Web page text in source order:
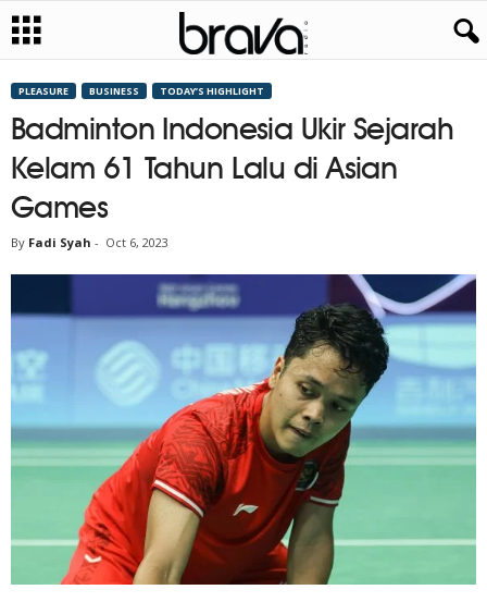
PLEASURE BUSINESS TODAY’S HIGHLIGHT
Badminton Indonesia Ukir Sejarah
Kelam 61 Tahun Lalu di Asian
Games
By Fadi Syah - Oct 6, 2023